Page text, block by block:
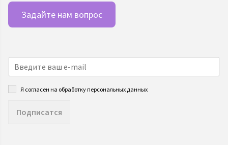
Задайте нам вопрос
Я согласен на обработку персональных данных
Подписатся